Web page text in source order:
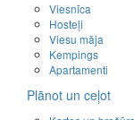
Viesnīca
Hosteļi
Viesu māja
Kempings
Apartamenti
Plānot un ceļot